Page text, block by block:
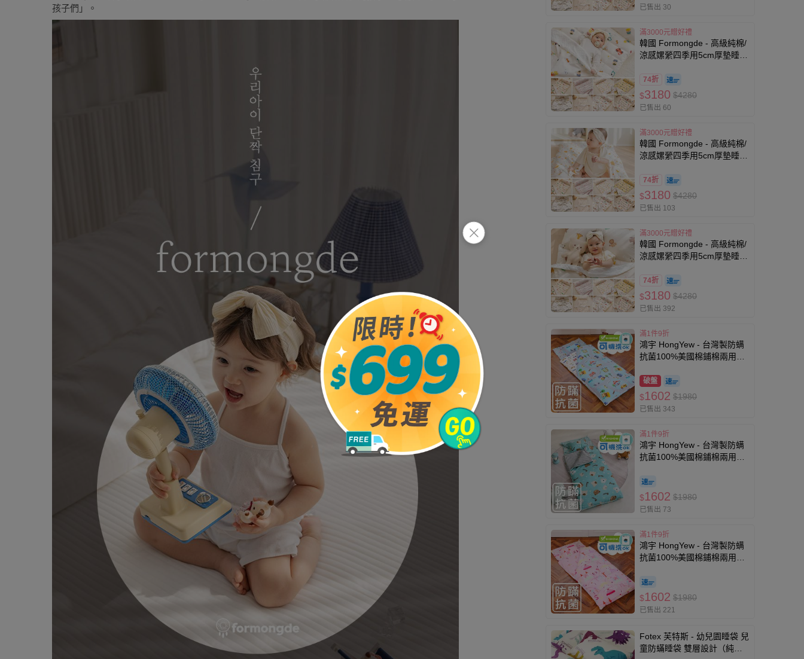
孩子們」。
已售出 30
滿3000元贈好禮
韓國 Formongde - 高級純棉/
涼感嫘縈四季用5cm厚墊睡袋
74折
$3180 $4280
已售出 60
滿3000元贈好禮
韓國 Formongde - 高級純棉/
涼感嫘縈四季用5cm厚墊睡袋
74折
$3180 $4280
已售出 103
滿3000元贈好禮
韓國 Formongde - 高級純棉/
涼感嫘縈四季用5cm厚墊睡袋
74折
$3180 $4280
已售出 392
滿1件9折
鴻宇 HongYew - 台灣製防螨
抗菌100%美國棉鋪棉兩用兒
破盤
$1602 $1980
已售出 343
滿1件9折
鴻宇 HongYew - 台灣製防螨
抗菌100%美國棉鋪棉兩用兒
$1602 $1980
已售出 73
滿1件9折
鴻宇 HongYew - 台灣製防螨
抗菌100%美國棉鋪棉兩用兒
面A版
$1602 $1980
已售出 221
Fotex 芙特斯 - 幼兒園睡袋 兒
童防蟎睡袋 雙層設計（純棉